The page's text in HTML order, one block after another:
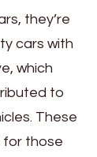
they’re
cars with
which
to
These
for those